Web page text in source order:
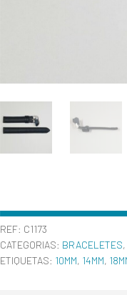
REF: C1173
CATEGORIAS: BRACELETES,
ETIQUETAS: 10MM, 14MM,